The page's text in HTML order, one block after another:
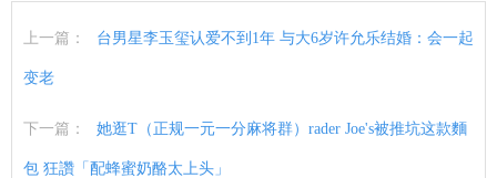
上一篇： 台男星李玉玺认爱不到1年 与大6岁许允乐结婚：会一起
变老
下一篇： 她逛T（正规一元一分麻将群）rader Joe's被推坑这款麵
包 狂讚「配蜂蜜奶酪太上头」